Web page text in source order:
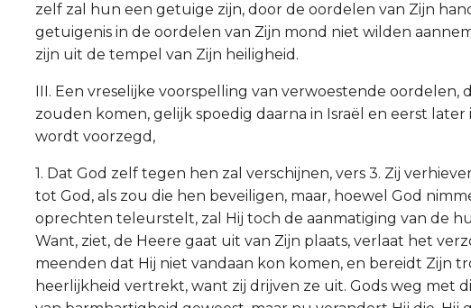
zelf zal hun een getuige zijn, door de oordelen van Zijn
getuigenis in de oordelen van Zijn mond niet wilden
zijn uit de tempel van Zijn heiligheid.
III. Een vreselijke voorspelling van verwoestende oordelen,
zouden komen, gelijk spoedig daarna in Israël en eerst
wordt voorzegd,
1. Dat God zelf tegen hen zal verschijnen, vers 3. Zij
tot God, als zou die hen beveiligen, maar, hoewel God
oprechten teleurstelt, zal Hij toch de aanmatiging van de
Want, ziet, de Heere gaat uit van Zijn plaats, verlaat het
meenden dat Hij niet vandaan kon komen, en bereidt Zijn
heerlijkheid vertrekt, want zij drijven ze uit. Gods weg met